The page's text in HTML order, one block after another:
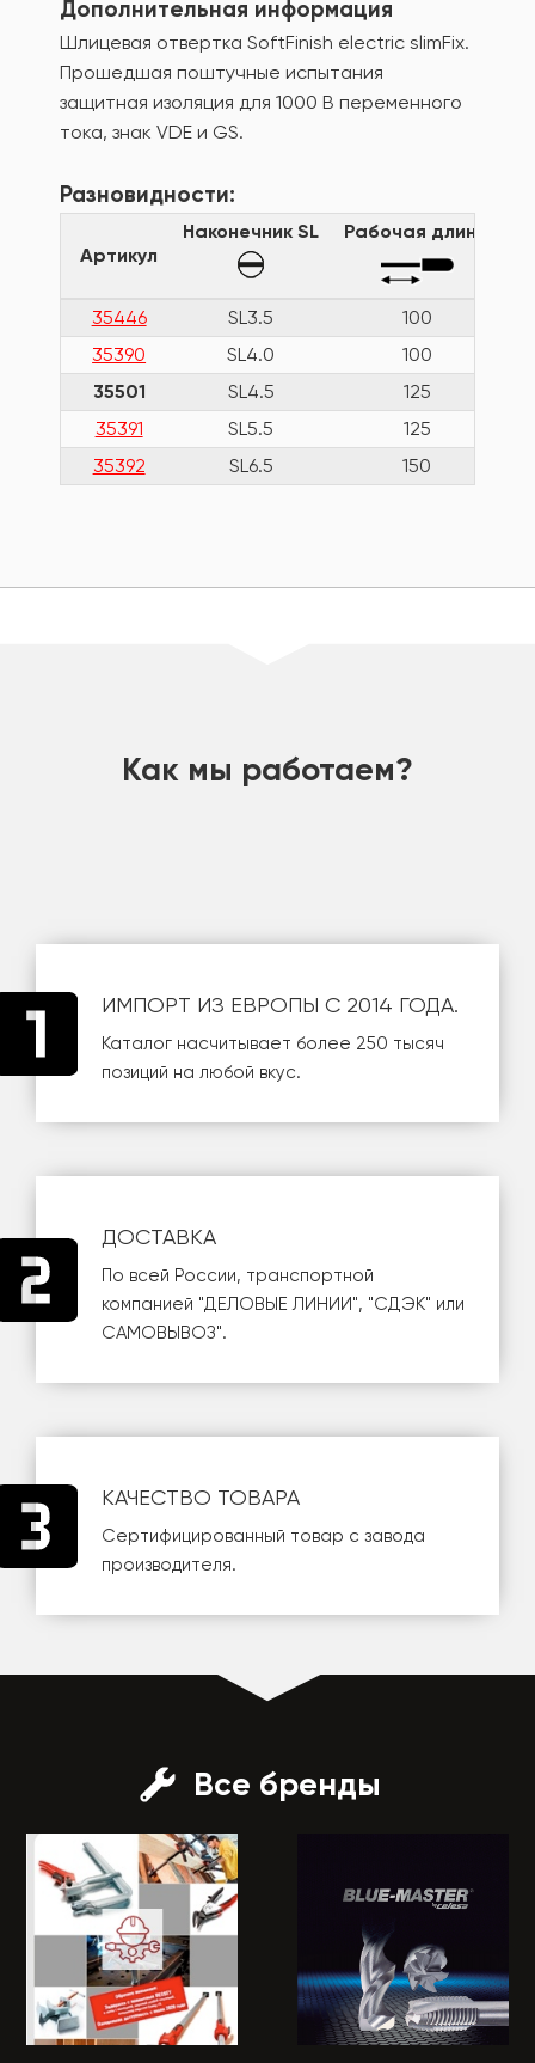
Дополнительная информация
Шлицевая отвертка SoftFinish electric slimFix.
Прошедшая поштучные испытания
защитная изоляция для 1000 В переменного
тока, знак VDE и GS.
Разновидности:
Артикул
Наконечник SL Рабочая длина
35446 SL3.5
100
35390
SL4.0
100
35501
SL4.5
125
35391
SL5.5
125
35392
SL6.5 150
Как мы работаем?
ИМПОРТ ИЗ ЕВРОПЫ С 2014 ГОДА.
Каталог насчитывает более 250 тысяч
позиций на любой вкус.
ДОСТАВКА
По всей России, транспортной
компанией "ДЕЛОВЫЕ ЛИНИИ", "СДЭК" или
САМОВЫВОЗ".
КАЧЕСТВО ТОВАРА
Сертифицированный товар с завода
производителя.
Все бренды